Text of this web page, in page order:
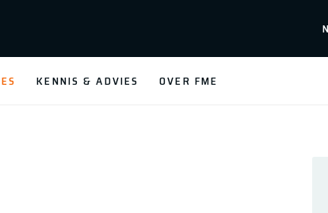
KENNIS & ADVIES OVER FME